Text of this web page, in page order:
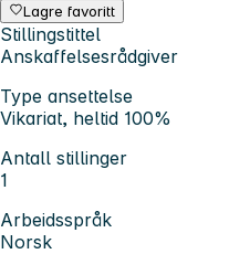
Lagre favoritt
Stillingstittel
Anskaffelsesrådgiver
Type ansettelse
Vikariat, heltid 100%
Antall stillinger
1
Arbeidsspråk
Norsk